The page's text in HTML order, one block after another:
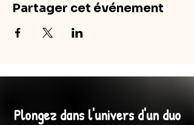
Partager cet événement
Plongez dans l'univers d'un duo